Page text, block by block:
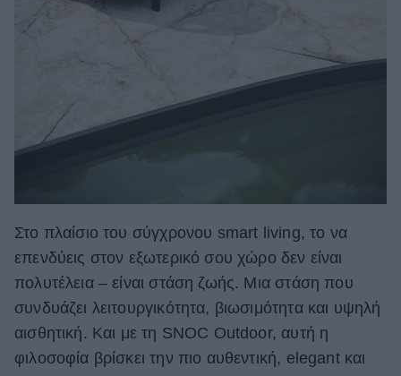
Στο πλαίσιο του σύγχρονου smart living, το να
επενδύεις στον εξωτερικό σου χώρο δεν είναι
πολυτέλεια – είναι στάση ζωής. Μια στάση που
συνδυάζει λειτουργικότητα, βιωσιμότητα και υψηλή
αισθητική. Και με τη SNOC Outdoor, αυτή η
φιλοσοφία βρίσκει την πιο αυθεντική, elegant και